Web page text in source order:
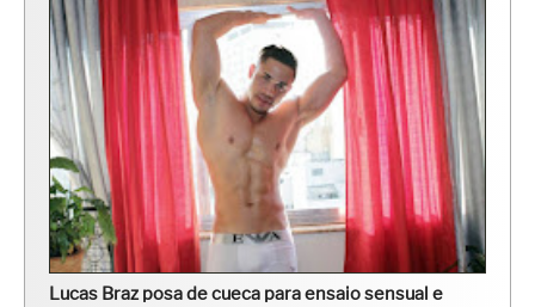
Lucas Braz posa de cueca para ensaio sensual e